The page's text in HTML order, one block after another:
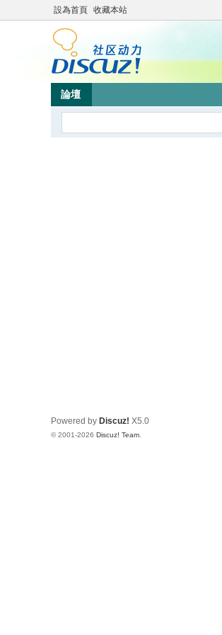
設為首頁 收藏本站
論壇
Powered by Discuz! X5.0
© 2001-2026 Discuz! Team